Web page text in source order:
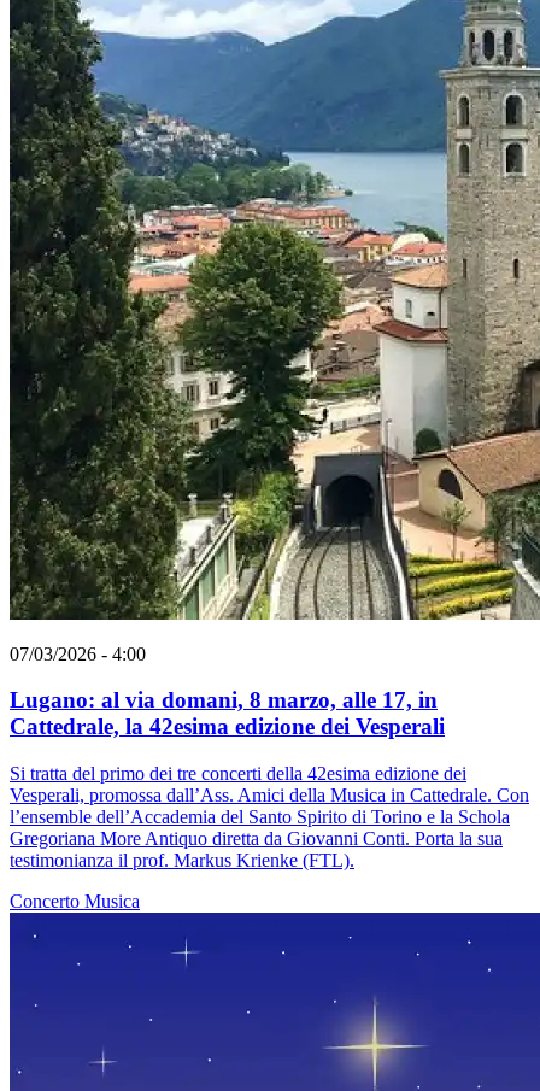
07/03/2026 - 4:00
Lugano: al via domani, 8 marzo, alle 17, in
Cattedrale, la 42esima edizione dei Vesperali
Si tratta del primo dei tre concerti della 42esima edizione dei
Vesperali, promossa dall’Ass. Amici della Musica in Cattedrale. Con
l’ensemble dell’Accademia del Santo Spirito di Torino e la Schola
Gregoriana More Antiquo diretta da Giovanni Conti. Porta la sua
testimonianza il prof. Markus Krienke (FTL).
Concerto Musica